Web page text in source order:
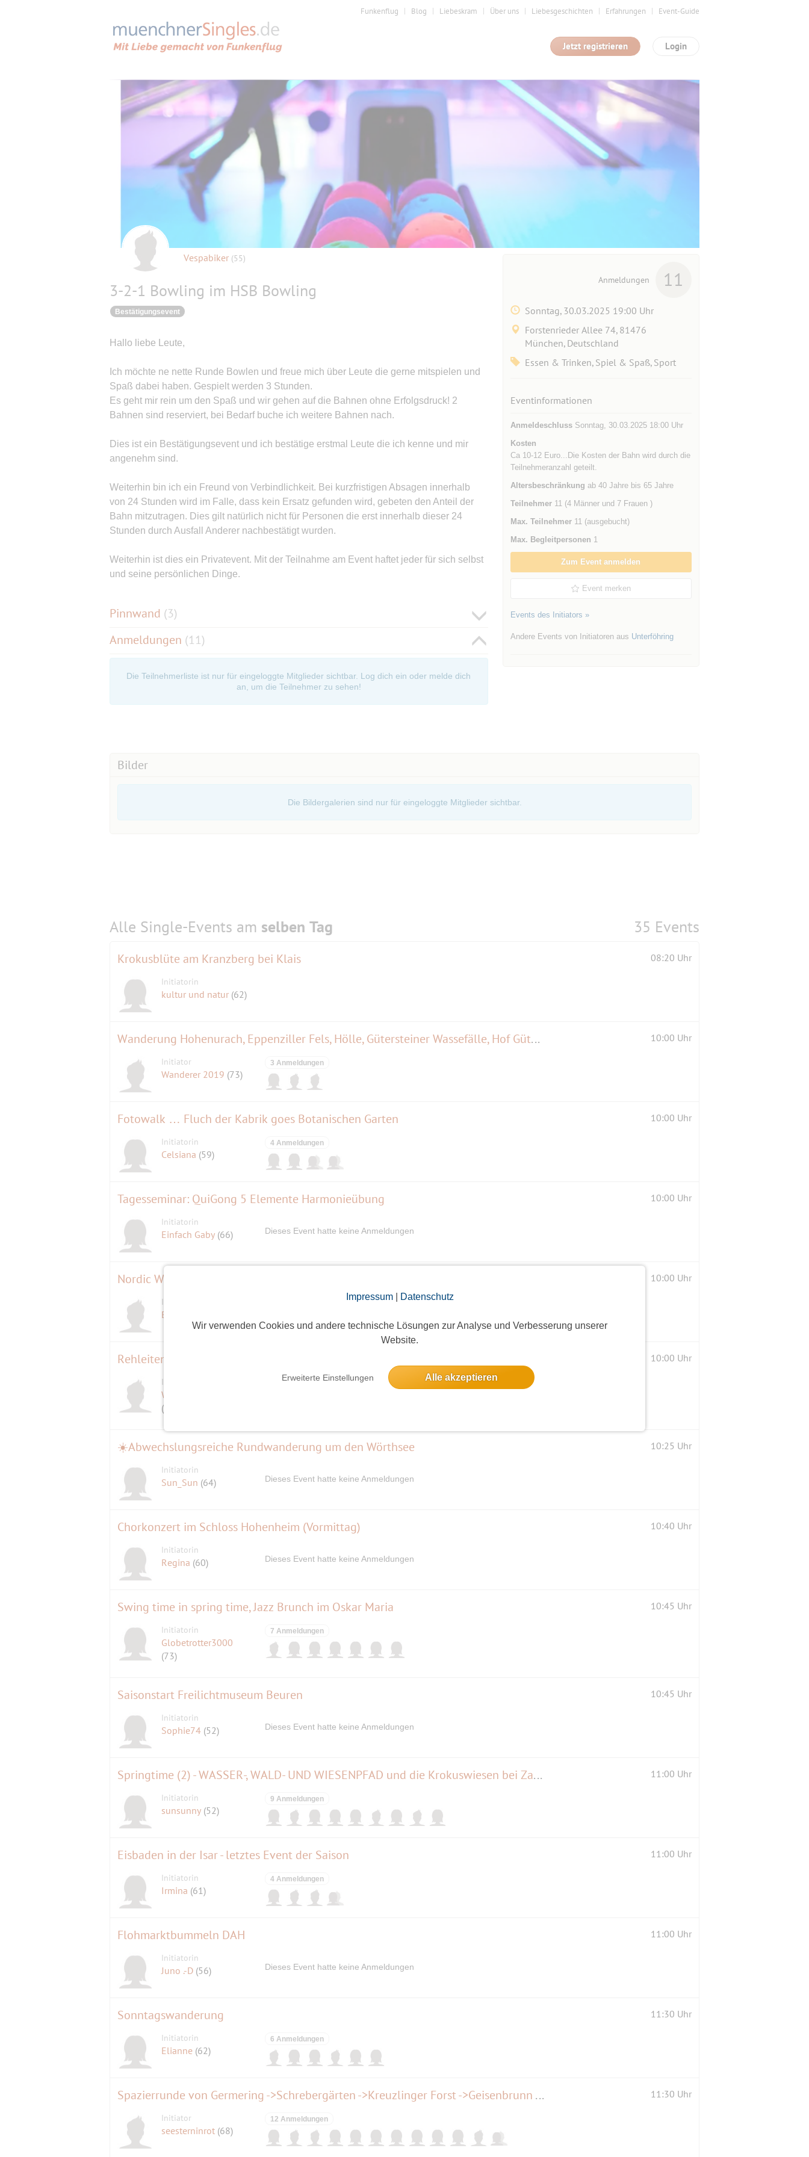
Impressum| Datenschutz
Wir verwenden Cookies und andere technische Lösungen zur Analyse und Verbesserung unserer
Website.
Erweiterte Einstellungen Alle akzeptieren
Funkenflug Blog Liebeskram Über uns Liebesgeschichten Erfahrungen Event-Guide
Login
Jetzt registrieren
Vespabiker (55)
3-2-1 Bowling im HSB Bowling
Bestätigungsevent
Hallo liebe Leute,
Ich möchte ne nette Runde Bowlen und freue mich über Leute die gerne mitspielen und
Spaß dabei haben. Gespielt werden 3 Stunden.
Es geht mir rein um den Spaß und wir gehen auf die Bahnen ohne Erfolgsdruck! 2
Bahnen sind reserviert, bei Bedarf buche ich weitere Bahnen nach.
Dies ist ein Bestätigungsevent und ich bestätige erstmal Leute die ich kenne und mir
angenehm sind.
Weiterhin bin ich ein Freund von Verbindlichkeit. Bei kurzfristigen Absagen innerhalb
von 24 Stunden wird im Falle, dass kein Ersatz gefunden wird, gebeten den Anteil der
Bahn mitzutragen. Dies gilt natürlich nicht für Personen die erst innerhalb dieser 24
Stunden durch Ausfall Anderer nachbestätigt wurden.
Weiterhin ist dies ein Privatevent. Mit der Teilnahme am Event haftet jeder für sich selbst
und seine persönlichen Dinge.
Pinnwand (3)
Anmeldungen (11)
Die Teilnehmerliste ist nur für eingeloggte Mitglieder sichtbar. Log dich ein oder melde dich
an, um die Teilnehmer zu sehen!
Anmeldungen 11
Sonntag, 30.03.2025 19:00 Uhr
Forstenrieder Allee 74, 81476
München, Deutschland
Essen & Trinken, Spiel & Spaß, Sport
Eventinformationen
AnmeldeschlussSonntag, 30.03.2025 18:00 Uhr
Kosten
Ca 10-12 Euro...Die Kosten der Bahn wird durch die
Teilnehmeranzahl geteilt.
Altersbeschränkung ab 40 Jahre bis 65 Jahre
Teilnehmer11 (4 Männer und 7 Frauen )
Max. Teilnehmer11 (ausgebucht)
Max. Begleitpersonen 1
Zum Event anmelden
Event merken
Events des Initiators »
Andere Events von Initiatoren aus Unterföhring
Bilder
Die Bildergalerien sind nur für eingeloggte Mitglieder sichtbar.
Alle Single-Events am selben Tag 35 Events
Krokusblüte am Kranzberg bei Klais 08:20 Uhr
Initiatorin
kultur und natur (62)
Wanderung Hohenurach, Eppenziller Fels, Hölle, Gütersteiner Wassefälle, Hof Güterstein. 10:00 Uhr
Initiator
Wanderer 2019 (73)
3 Anmeldungen
Fotowalk … Fluch der Kabrik goes Botanischen Garten 10:00 Uhr
Initiatorin
Celsiana (59)
4 Anmeldungen
Tagesseminar: QuiGong 5 Elemente Harmonieübung 10:00 Uhr
Initiatorin
Einfach Gaby (66) Dieses Event hatte keine Anmeldungen
Nordic Walking am Sonntag - Diesmal im Pasinger Stadtpark 10:00 Uhr
Initiator
EinMuenchner
Rehleitenkopf (850 hm; 4,5 h; ca. 13 km) 10:00 Uhr
Initiator
Walking-n-Talking
(62)
9 Anmeldungen
☀️Abwechslungsreiche Rundwanderung um den Wörthsee 10:25 Uhr
Initiatorin
Sun_Sun (64) Dieses Event hatte keine Anmeldungen
Chorkonzert im Schloss Hohenheim (Vormittag) 10:40 Uhr
Initiatorin
Regina (60) Dieses Event hatte keine Anmeldungen
Swing time in spring time, Jazz Brunch im Oskar Maria 10:45 Uhr
Initiatorin
Globetrotter3000
(73)
7 Anmeldungen
Saisonstart Freilichtmuseum Beuren 10:45 Uhr
Initiatorin
Sophie74 (52) Dieses Event hatte keine Anmeldungen
Springtime (2) - WASSER-, WALD- UND WIESENPFAD und die Krokuswiesen bei Zavelstein 11:00 Uhr
Initiatorin
sunsunny (52)
9 Anmeldungen
Eisbaden in der Isar - letztes Event der Saison 11:00 Uhr
Initiatorin
Irmina (61)
4 Anmeldungen
Flohmarktbummeln DAH 11:00 Uhr
Initiatorin
Juno .-D (56) Dieses Event hatte keine Anmeldungen
Sonntagswanderung 11:30 Uhr
Initiatorin
Elianne (62)
6 Anmeldungen
Spazierrunde von Germering ->Schrebergärten ->Kreuzlinger Forst ->Geisenbrunn ->Nebel 11:30 Uhr
Initiator
seesterninrot (68)
12 Anmeldungen